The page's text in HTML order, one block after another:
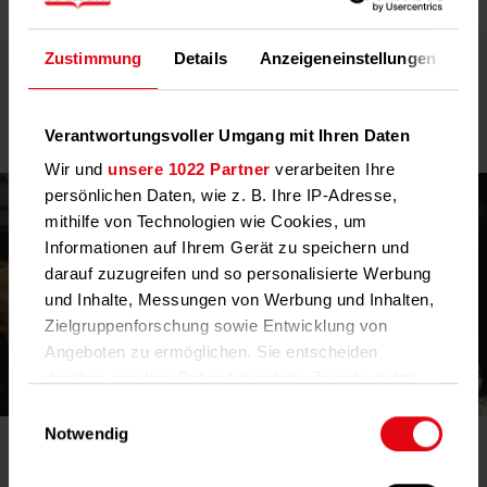
Zustimmung Details Anzeigeneinstellungen
Verantwortungsvoller Umgang mit Ihren Daten
Wir und unsere 1022 Partner verarbeiten Ihre
persönlichen Daten, wie z. B. Ihre IP-Adresse,
mithilfe von Technologien wie Cookies, um
Informationen auf Ihrem Gerät zu speichern und
darauf zuzugreifen und so personalisierte Werbung
und Inhalte, Messungen von Werbung und Inhalten,
Zielgruppenforschung sowie Entwicklung von
Angeboten zu ermöglichen. Sie entscheiden
Cookie-Erklärung oder durch Klicken auf das
Privacy Trigger Symbol ändern oder widerrufen
Notwendig
die Antworten.